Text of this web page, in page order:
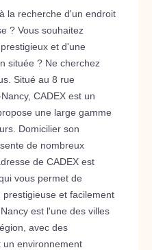
la recherche d'un endroit
? Vous souhaitez
et d'une
située ? Ne cherchez
Situé au 8 rue
CADEX est un
une large gamme
Domicilier son
de nombreux
de CADEX est
vous permet de
et facilement
est l'une des villes
avec des
un environnement